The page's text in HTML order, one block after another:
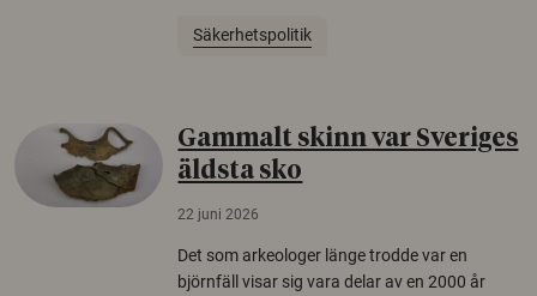
Säkerhetspolitik
Gammalt skinn var Sveriges
äldsta sko
22 juni 2026
Det som arkeologer länge trodde var en
björnfäll visar sig vara delar av en 2000 år